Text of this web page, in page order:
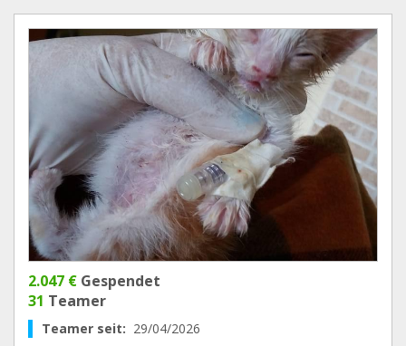
2.047 € Gespendet
31 Teamer
Teamer seit: 29/04/2026